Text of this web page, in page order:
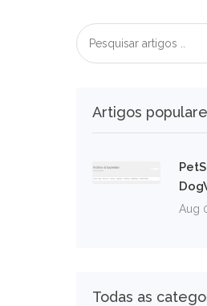
Artigos
Aug
Todas as